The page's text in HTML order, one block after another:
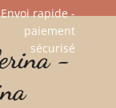
Envoi rapide -
paiement
sécurisé​
-